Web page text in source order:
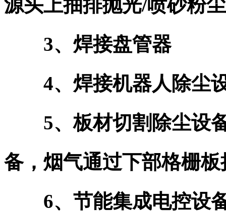
源头上抽排抛光/喷砂粉尘
3、焊接盘管器
4、焊接机器人除尘
5、板材切割除尘设备
备，烟气通过下部格栅板
6、节能集成电控设备